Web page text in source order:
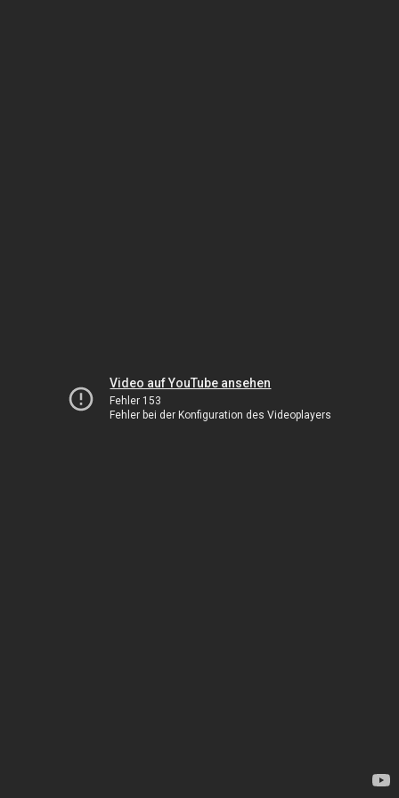
Video auf YouTube ansehen
Fehler 153
Fehler bei der Konfiguration des Videoplayers